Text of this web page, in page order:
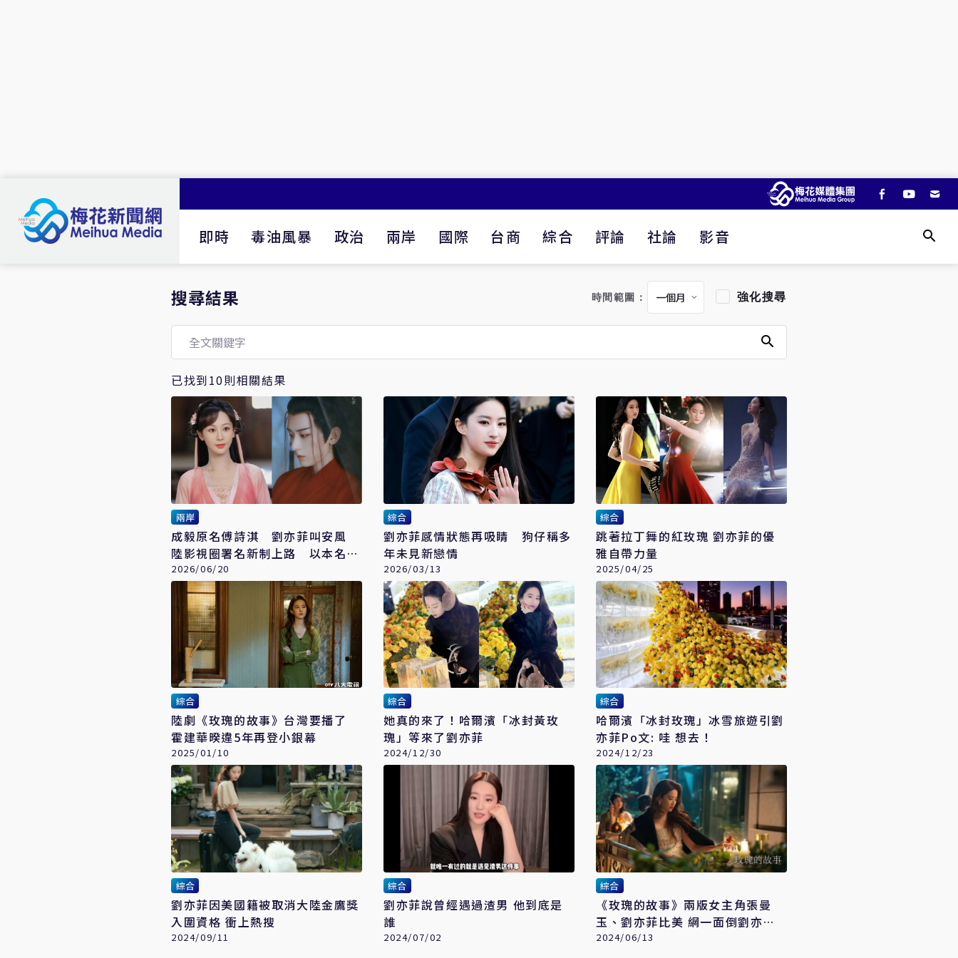
即時 毒油風暴 政治 兩岸 國際 台商 綜合 評論 社論 影音
搜尋結果 時間範圍： 強化搜尋
已找到10則相關結果
兩岸
成毅原名傅詩淇 劉亦菲叫安風
陸影視圈署名新制上路 以本名排
序
2026/06/20
綜合
劉亦菲感情狀態再吸睛 狗仔稱多
年未見新戀情
2026/03/13
綜合
跳著拉丁舞的紅玫瑰 劉亦菲的優
雅自帶力量
2025/04/25
綜合
陸劇《玫瑰的故事》台灣要播了
霍建華暌違5年再登小銀幕
2025/01/10
綜合
她真的來了！哈爾濱「冰封黃玫
瑰」等來了劉亦菲
2024/12/30
綜合
哈爾濱「冰封玫瑰」冰雪旅遊引劉
亦菲Po文: 哇 想去！
2024/12/23
綜合
劉亦菲因美國籍被取消大陸金鷹獎
入圍資格 衝上熱搜
2024/09/11
綜合
劉亦菲說曾經遇過渣男 他到底是
誰
2024/07/02
綜合
《玫瑰的故事》兩版女主角張曼
玉、劉亦菲比美 網一面倒劉亦菲
勝出
2024/06/13